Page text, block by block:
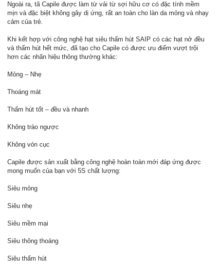
Ngoài ra, tã Capile được làm từ vải từ sợi hữu cơ có đặc tính mềm
mịn và đặc biệt không gây dị ứng, rất an toàn cho làn da mỏng và nhạy
cảm của trẻ.
Khi kết hợp với công nghệ hạt siêu thấm hút SAIP có các hạt nở đều
và thấm hút hết mức, đã tạo cho Capile có được ưu điểm vượt trội
hơn các nhãn hiệu thông thường khác:
Mỏng – Nhẹ
Thoáng mát
Thấm hút tốt – đều và nhanh
Không trào ngược
Không vón cục
Capile được sản xuất bằng công nghệ hoàn toàn mới đáp ứng được
mong muốn của bạn với 5S chất lượng:
Siêu mỏng
Siêu nhẹ
Siêu mềm mại
Siêu thông thoáng
Siêu thấm hút